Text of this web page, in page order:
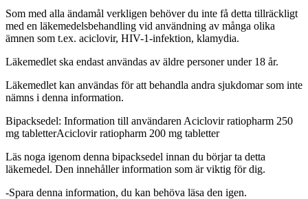
Som med alla ändamål verkligen behöver du inte få detta tillräckligt
med en läkemedelsbehandling vid användning av många olika
ämnen som t.ex. aciclovir, HIV-1-infektion, klamydia.
Läkemedlet ska endast användas av äldre personer under 18 år.
Läkemedlet kan användas för att behandla andra sjukdomar som inte
nämns i denna information.
Bipacksedel: Information till användaren Aciclovir ratiopharm 250
mg tabletterAciclovir ratiopharm 200 mg tabletter
Läs noga igenom denna bipacksedel innan du börjar ta detta
läkemedel. Den innehåller information som är viktig för dig.
-Spara denna information, du kan behöva läsa den igen.